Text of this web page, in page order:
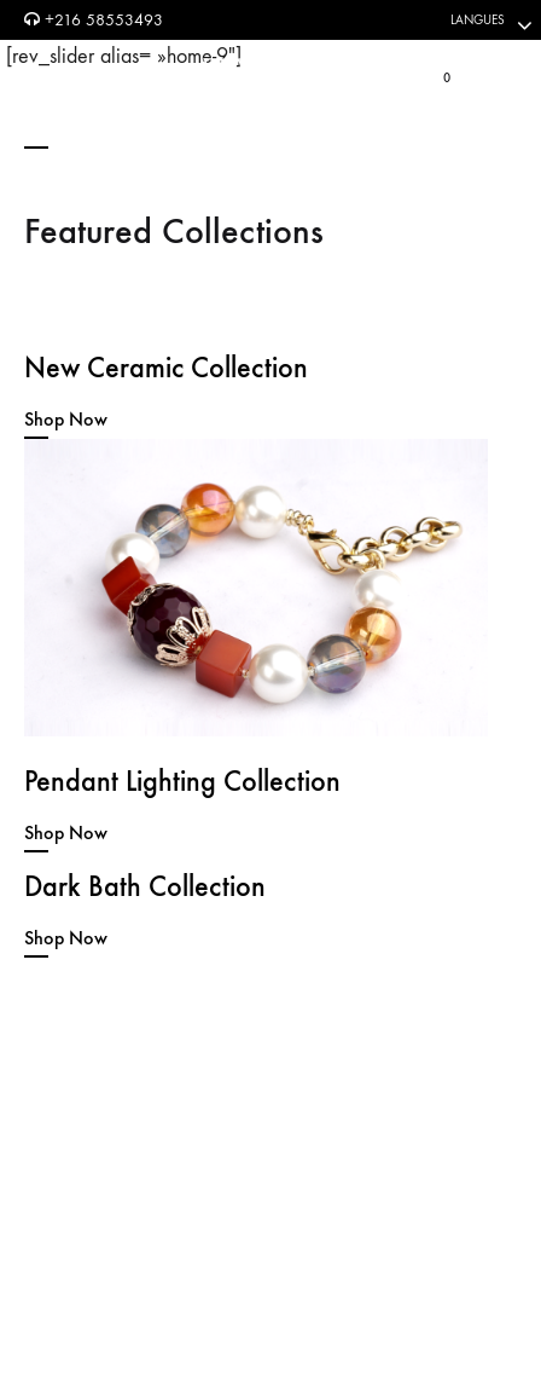
+216 58553493 LANGUES
Panier
0
[rev_slider alias= »home-9″]
Featured Collections
New Ceramic Collection
Shop Now
Pendant Lighting Collection
Shop Now
Dark Bath Collection
Shop Now